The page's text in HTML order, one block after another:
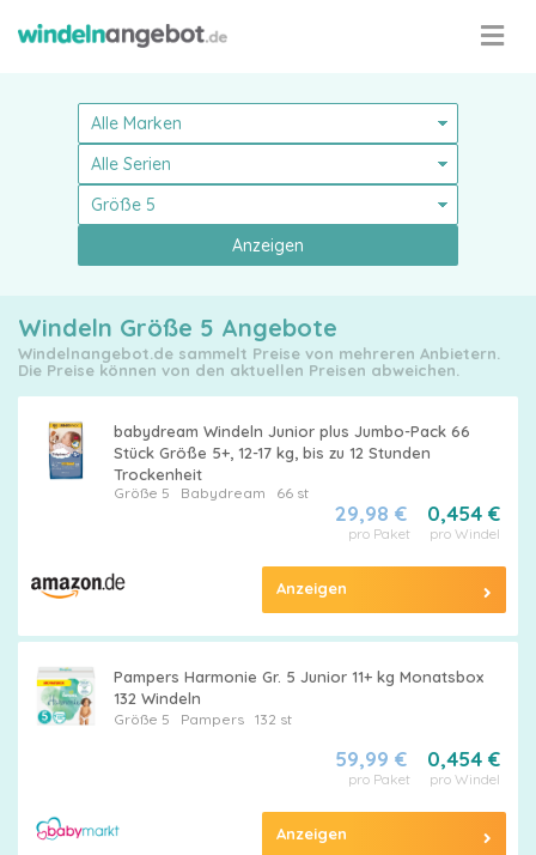
Alle
Windeln
Anzeigen
Windeln Größe 5 Angebote
Windelnangebot.de sammelt Preise von mehreren Anbietern.
Die Preise können von den aktuellen Preisen abweichen.
babydream Windeln Junior plus Jumbo-Pack 66
Stück Größe 5+, 12-17 kg, bis zu 12 Stunden
Trockenheit
Größe 5 Babydream 66 st
0,454 €
pro Windel
29,98 €
pro Paket
Anzeigen
Pampers Harmonie Gr. 5 Junior 11+ kg Monatsbox
132 Windeln
Größe 5 Pampers132 st
0,454 €
pro Windel
59,99 €
pro Paket
Anzeigen